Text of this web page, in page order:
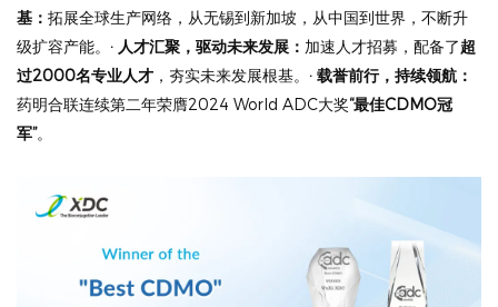
基： 拓展全球生产网络，从无锡到新加坡，从中国到世界，不断升
级扩容产能。 · 人才汇聚，驱动未来发展： 加速人才招募，配备了超
过2000名专业人才 ，夯实未来发展根基。 · 载誉前行，持续领航：
药明合联连续第二年荣膺2024 World ADC大奖“最佳CDMO冠
军”。